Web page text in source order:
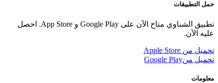
حمل التطبيقات
تطبيق الشناوي متاح الآن على Google Play و App Store. احصل
عليه الآن.
تحميل من Apple Store
تحميل منGoogle Play
معلومات